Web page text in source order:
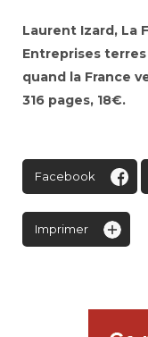
Laurent Izard, La
Entreprises
quand la France
316 pages, 18€.
Facebook
Imprimer